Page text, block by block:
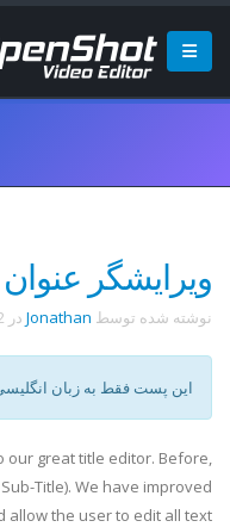
ویرایشگر عنوان
نوشته شده توسط Jonathan در 2
این پست فقط به زبان
great title editor. Before,
Title). We have improved
allow the user to edit all text